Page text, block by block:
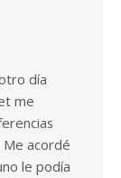
día
me
acordé
le podía